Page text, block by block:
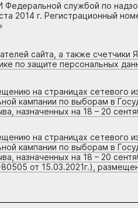
службой по
2014 г. Регистрационный
сайта, а также
по защите персональных
на страницах сетевого
кампании по выборам в
назначенных на 18 – 20
на страницах сетевого
кампании по выборам в
назначенных на 18 – 20
от 15.03.2021г.),